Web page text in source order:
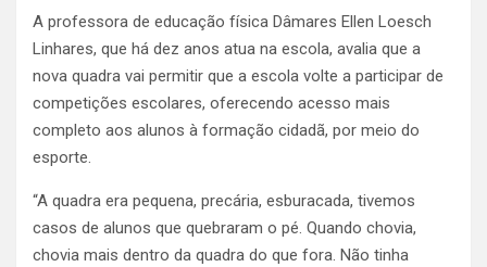
A professora de educação física Dâmares Ellen Loesch
Linhares, que há dez anos atua na escola, avalia que a
nova quadra vai permitir que a escola volte a participar de
competições escolares, oferecendo acesso mais
completo aos alunos à formação cidadã, por meio do
esporte.
“A quadra era pequena, precária, esburacada, tivemos
casos de alunos que quebraram o pé. Quando chovia,
chovia mais dentro da quadra do que fora. Não tinha